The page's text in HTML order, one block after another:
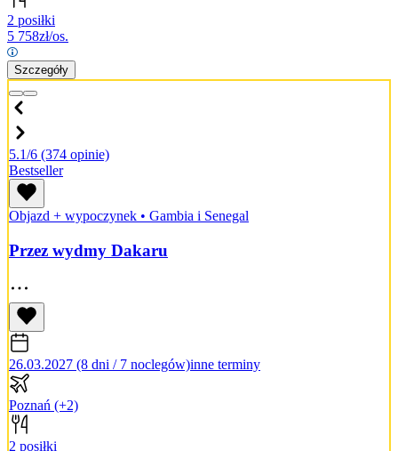
2 posiłki
5 758zł/os.
Szczegóły
5.1/6 (374 opinie)
Bestseller
Objazd + wypoczynek • Gambia i Senegal
Przez wydmy Dakaru
26.03.2027 (8 dni / 7 noclegów)inne terminy
Poznań (+2)
2 posiłki